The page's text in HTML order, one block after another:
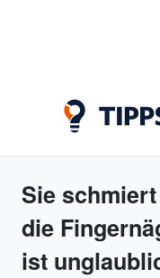
Sie
die
ist